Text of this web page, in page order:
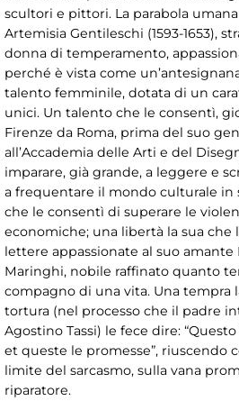
scultori e pittori. La parabola
Artemisia Gentileschi (1593-1653),
donna di temperamento,
perché è vista come
talento femminile, dotata di un
unici. Un talento che le consentì,
Firenze da Roma, prima del suo
all’Accademia delle Arti e del
imparare, già grande, a leggere e
a frequentare il mondo culturale in
che le consentì di superare le
economiche; una libertà la sua che
lettere appassionate al suo amante
Maringhi, nobile raffinato quanto
compagno di una vita. Una tempra
tortura (nel processo che il padre
Agostino Tassi) le fece dire:
et queste le promesse”, riuscendo
limite del sarcasmo, sulla vana
riparatore.